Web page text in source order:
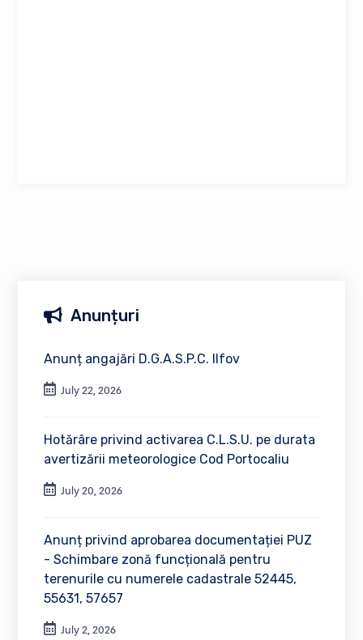
Anunțuri
Anunț angajări D.G.A.S.P.C. Ilfov
July 22, 2026
Hotărâre privind activarea C.L.S.U. pe durata
avertizării meteorologice Cod Portocaliu
July 20, 2026
Anunț privind aprobarea documentației PUZ
- Schimbare zonă funcțională pentru
terenurile cu numerele cadastrale 52445,
55631, 57657
July 2, 2026